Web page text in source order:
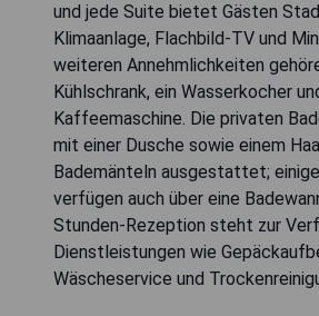
und jede Suite bietet Gästen
Klimaanlage, Flachbild-TV und
weiteren Annehmlichkeiten
Kühlschrank, ein Wasserkocher
Kaffeemaschine. Die privaten
mit einer Dusche sowie einem
Bademänteln ausgestattet;
verfügen auch über eine
Stunden-Rezeption steht zur
Dienstleistungen wie
Wäscheservice und